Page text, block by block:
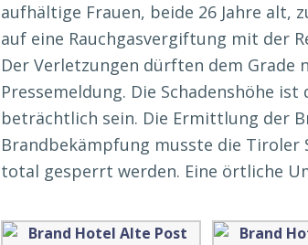
aufhältige Frauen, beide 26 Jahre alt,
auf eine Rauchgasvergiftung mit der
Der Verletzungen dürften dem Grade
Pressemeldung. Die Schadenshöhe
beträchtlich sein. Die Ermittlung der
Brandbekämpfung musste die
total gesperrt werden. Eine örtliche